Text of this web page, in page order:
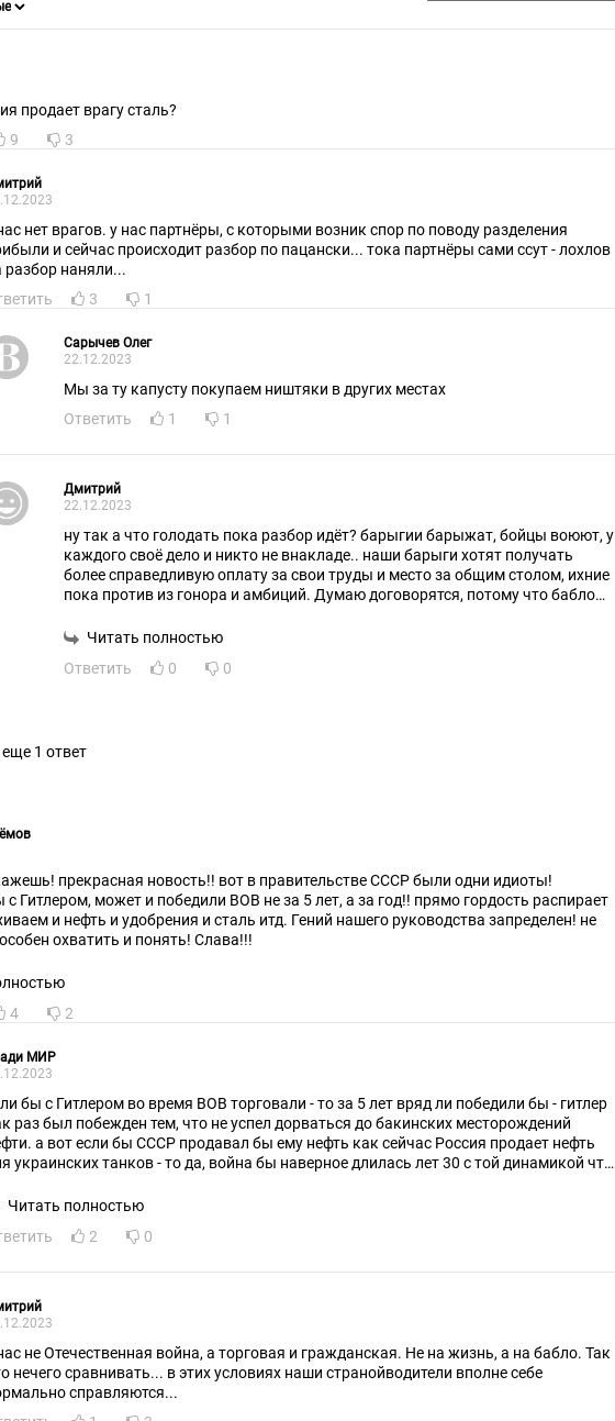
продает врагу сталь?
9 3
нет врагов. у нас партнёры, с которыми возник спор по поводу разделения
и сейчас происходит разбор по пацански... тока партнёры сами ссут - лохлов
разбор наняли...
3 1
Сарычев Олег
22.12.2023
Мы за ту капусту покупаем ништяки в других местах
Ответить
1 1
Дмитрий
22.12.2023
ну так а что голодать пока разбор идёт? барыгии барыжат, бойцы воюют, у
каждого своё дело и никто не внакладе.. наши барыги хотят получать
более справедливую оплату за свои труды и место за общим столом, ихние
пока против из гонора и амбиций. Думаю договорятся, потому что бабло
Читать полностью
Ответить
0 0
1 ответ
прекрасная новость!! вот в правительстве СССР были одни идиоты!
с Гитлером, может и победили ВОВ не за 5 лет, а за год!! прямо гордость распирает
и нефть и удобрения и сталь итд. Гений нашего руководства запределен! не
всякий ум способен охватить и понять! Слава!!!
4 2
МИР
бы с Гитлером во время ВОВ торговали - то за 5 лет вряд ли победили бы - гитлер
раз был побежден тем, что не успел дорваться до бакинских месторождений
а вот если бы СССР продавал бы ему нефть как сейчас Россия продает нефть
украинских танков - то да, война бы наверное длилась лет 30 с той динамикой что
Читать полностью
2 0
не Отечественная война, а торговая и гражданская. Не на жизнь, а на бабло. Так
нечего сравнивать... в этих условиях наши странойводители вполне себе
справляются...